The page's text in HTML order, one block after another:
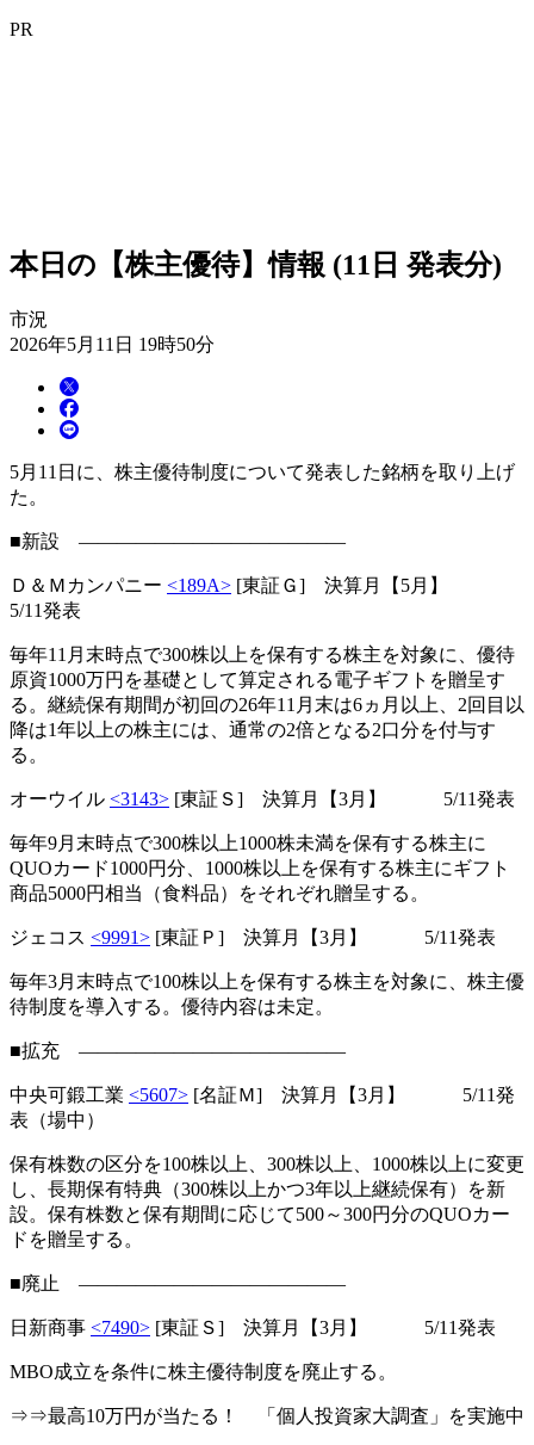
PR
本日の【株主優待】情報 (11日 発表分)
市況
2026年5月11日 19時50分
5月11日に、株主優待制度について発表した銘柄を取り上げ
た。
■新設 ――――――――――――――
Ｄ＆Ｍカンパニー <189A> [東証Ｇ] 決算月【5月】
5/11発表
毎年11月末時点で300株以上を保有する株主を対象に、優待
原資1000万円を基礎として算定される電子ギフトを贈呈す
る。継続保有期間が初回の26年11月末は6ヵ月以上、2回目以
降は1年以上の株主には、通常の2倍となる2口分を付与す
る。
オーウイル <3143> [東証Ｓ] 決算月【3月】 5/11発表
毎年9月末時点で300株以上1000株未満を保有する株主に
QUOカード1000円分、1000株以上を保有する株主にギフト
商品5000円相当（食料品）をそれぞれ贈呈する。
ジェコス <9991> [東証Ｐ] 決算月【3月】 5/11発表
毎年3月末時点で100株以上を保有する株主を対象に、株主優
待制度を導入する。優待内容は未定。
■拡充 ――――――――――――――
中央可鍛工業 <5607> [名証Ｍ] 決算月【3月】 5/11発
表（場中）
保有株数の区分を100株以上、300株以上、1000株以上に変更
し、長期保有特典（300株以上かつ3年以上継続保有）を新
設。保有株数と保有期間に応じて500～300円分のQUOカー
ドを贈呈する。
■廃止 ――――――――――――――
日新商事 <7490> [東証Ｓ] 決算月【3月】 5/11発表
MBO成立を条件に株主優待制度を廃止する。
⇒⇒最高10万円が当たる！ 「個人投資家大調査」を実施中